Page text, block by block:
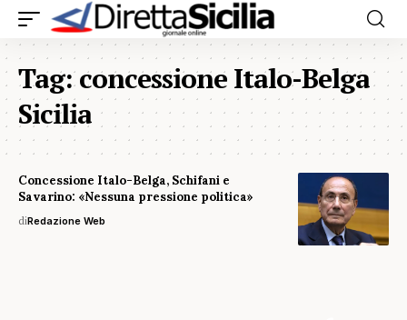
Tag:concessione Italo-Belga
Sicilia
Concessione Italo-Belga, Schifani e
Savarino: «Nessuna pressione politica»
diRedazione Web